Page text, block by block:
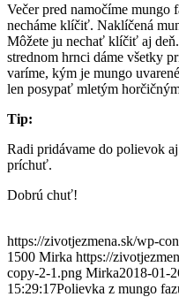
Večer pred namočíme mungo
necháme klíčiť. Naklíčená
Môžete ju nechať klíčiť aj
strednom hrnci dáme všetky
varíme, kým je mungo
len posypať mletým
Tip:
Radi pridávame do polievok
príchuť.
Dobrú chuť!
https://zivotjezmena.sk/wp-
1500 Mirka https://
copy-2-1.png Mirka2018-01-
15:29:17Polievka z mungo